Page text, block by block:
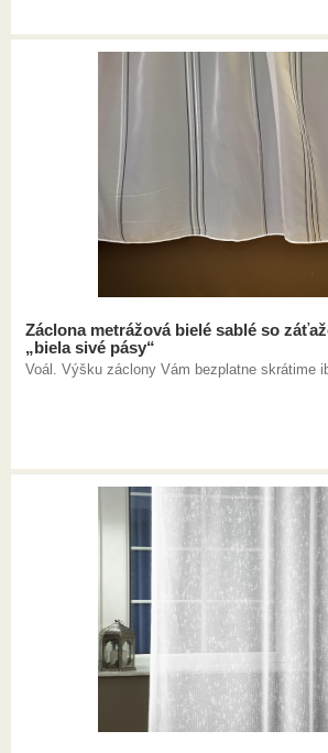
Záclona metrážová bielé sablé so
„biela sivé pásy“
Voál. Výšku záclony Vám bezplatne skrátime